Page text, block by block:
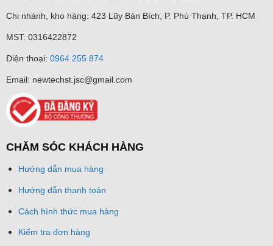
Chi nhánh, kho hàng: 423 Lũy Bán Bích, P. Phú Thạnh, TP. HCM
MST: 0316422872
Điện thoại: 0964 255 874
Email: newtechst.jsc@gmail.com
CHĂM SÓC KHÁCH HÀNG
Hướng dẫn mua hàng
Hướng dẫn thanh toán
Cách hình thức mua hàng
Kiểm tra đơn hàng